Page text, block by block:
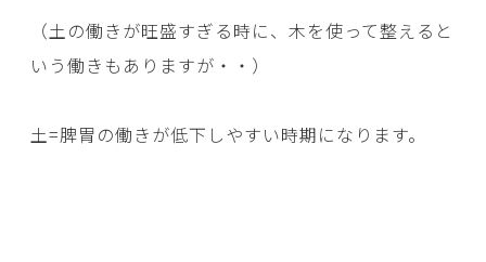
（土の働きが旺盛すぎる時に、木を使って整えると
いう働きもありますが・・）
土=脾胃の働きが低下しやすい時期になります。